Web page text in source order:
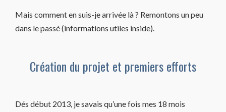
Mais comment en suis-je arrivée là ? Remontons un peu
dans le passé (informations utiles inside).
Création du projet et premiers efforts
Dés début 2013, je savais qu’une fois mes 18 mois